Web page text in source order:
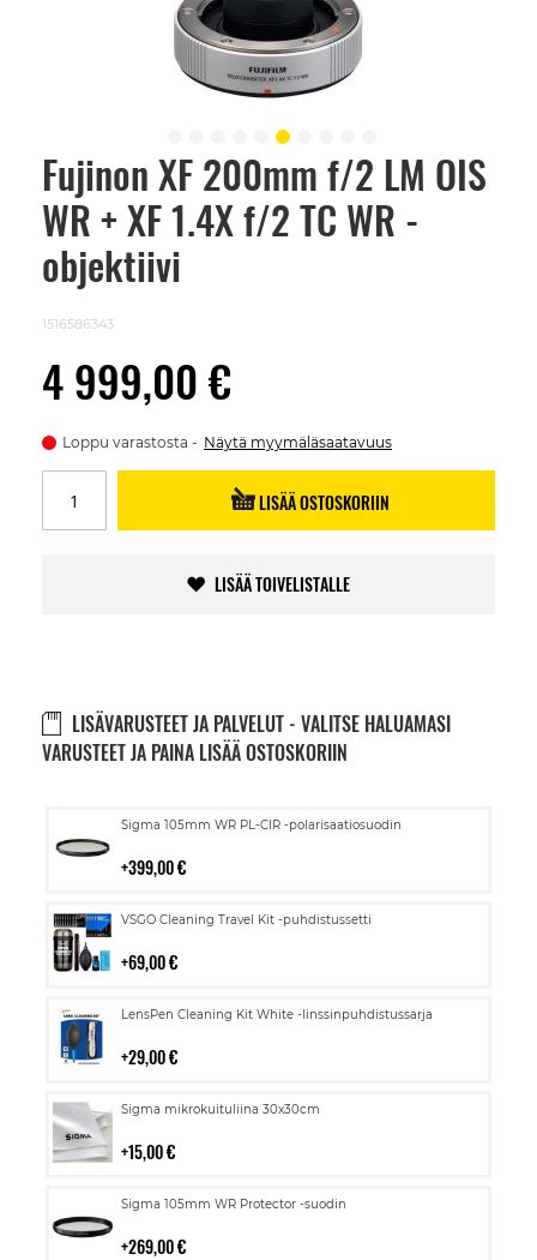
Fujinon XF 200mm f/2 LM OIS
WR + XF 1.4X f/2 TC WR -
objektiivi
1516586343
4 999,00 €
Loppu varastosta Näytä myymäläsaatavuus
LISÄÄ OSTOSKORIIN
LISÄÄ TOIVELISTALLE
LISÄVARUSTEET JA PALVELUT - VALITSE HALUAMASI
VARUSTEET JA PAINA LISÄÄ OSTOSKORIIN
Sigma 105mm WR PL-CIR -polarisaatiosuodin
399,00 €
Lisää
VSGO Cleaning Travel Kit -puhdistussetti
69,00 €
Lisää
LensPen Cleaning Kit White -linssinpuhdistussarja
29,00 €
Lisää
Sigma mikrokuituliina 30x30cm
15,00 €
Lisää
Sigma 105mm WR Protector -suodin
269,00 €
Lisää
Skip
beginning
images